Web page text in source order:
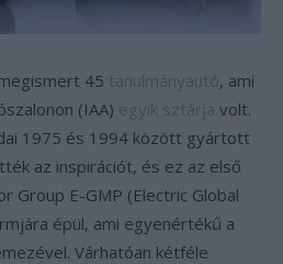
45 tanulmányautó, ami
(IAA) egyik sztárja volt.
1975 és 1994 között gyártott
az inspirációt, és ez az első
Group E-GMP (Electric Global
épül, ami egyenértékű a
Várhatóan kétféle